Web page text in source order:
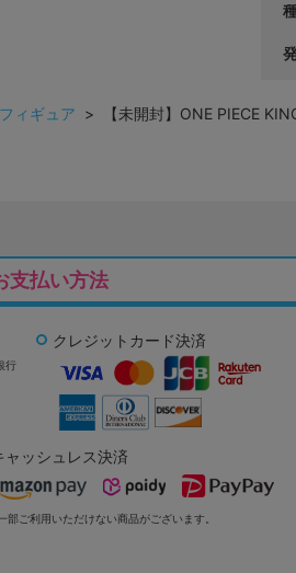
フィギュア > 【未開封】ONE PIECE
支払い方法
行
クレジットカード決済
ャッシュレス決済
部ご利用いただけない商品がございます。